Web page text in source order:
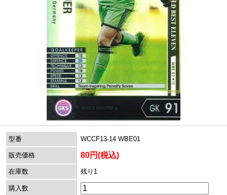
型番 WCCF13-14 WBE01
販売価格 80円(税込)
在庫数 残り1
購入数